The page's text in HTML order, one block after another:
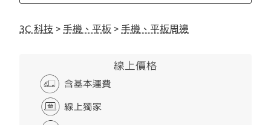
3C 科技 > 手機、平板 > 手機、平板周邊